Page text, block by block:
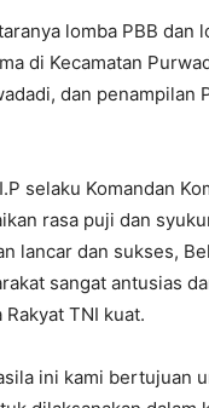
lomba PBB dan
di Kecamatan
dan penampilan
selaku Komandan
rasa puji dan
lancar dan sukses,
sangat antusias
TNI kuat.
ini kami bertujuan